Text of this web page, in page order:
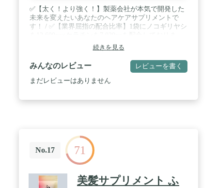
✅【太く！より強く！】製薬会社が本気で開発した
未来を変えたいあなたのヘアケアサプリメントで
す！ / ✅【業界屈指の配合比率】1袋にノコギリヤシ
す！1日2粒でノコギリヤシ420㎎、ケラチン234㎎摂
取頂けます！ / ✅【24種類の厳選成分配合】リコピ
ン、ノニ、リジン、アルギニン、コエンザイム
Q10、亜鉛、コラーゲンなどの人気の24種類の成分
をぎゅっと凝縮しております。 / ✅【製薬会社が開
続きを見る
みんなのレビュー レビューを書く
まだレビューはありません
No.17 71
美髪サプリメント ふ